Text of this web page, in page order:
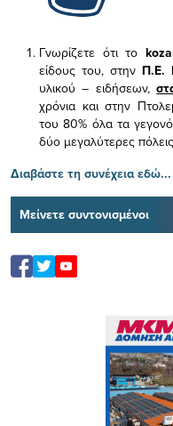
Γνωρίζετε ότι το
είδους του, στην Π.Ε.
υλικού – ειδήσεων,
χρόνια και στην
του 80% όλα τα
δύο μεγαλύτερες
Διαβάστε τη συνέχεια εδώ...
Μείνετε συντονισμένοι